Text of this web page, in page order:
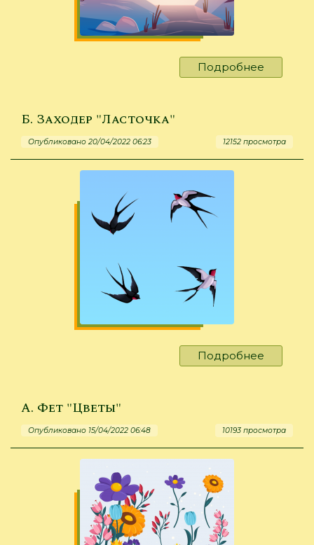
Подробнее
Н.
Б. Заходер "Ласточка"
Опубликовано 20/04/2022 06:23 12152 просмотра
Подробнее
Б.
А. Фет "Цветы"
Опубликовано 15/04/2022 06:48 10193 просмотра